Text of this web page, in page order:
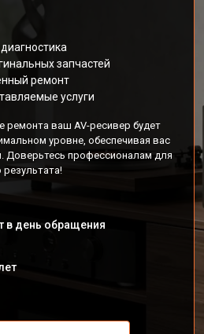
запчастей
ремонт
услуги
ремонта ваш AV-ресивер будет
уровне, обеспечивая вас
профессионалам для
в день обращения